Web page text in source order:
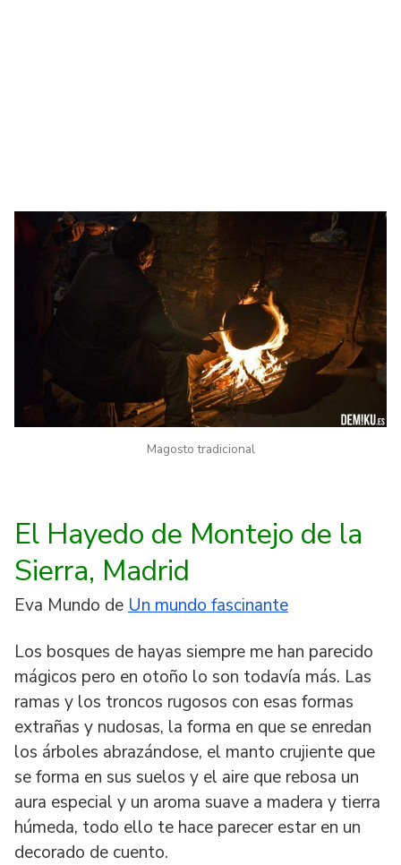
Magosto tradicional
El Hayedo de Montejo de la
Sierra, Madrid
Eva Mundo de Un mundo fascinante
Los bosques de hayas siempre me han parecido
mágicos pero en otoño lo son todavía más. Las
ramas y los troncos rugosos con esas formas
extrañas y nudosas, la forma en que se enredan
los árboles abrazándose, el manto crujiente que
se forma en sus suelos y el aire que rebosa un
aura especial y un aroma suave a madera y tierra
húmeda, todo ello te hace parecer estar en un
decorado de cuento.